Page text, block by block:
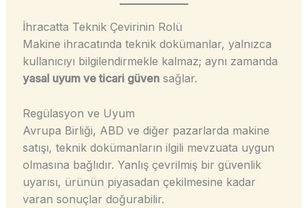
İhracatta Teknik Çevirinin Rolü
Makine ihracatında teknik dokümanlar, yalnızca
kullanıcıyı bilgilendirmekle kalmaz; aynı zamanda
yasal uyum ve ticari güvensağlar.
Regülasyon ve Uyum
Avrupa Birliği, ABD ve diğer pazarlarda makine
satışı, teknik dokümanların ilgili mevzuata uygun
olmasına bağlıdır. Yanlış çevrilmiş bir güvenlik
uyarısı, ürünün piyasadan çekilmesine kadar
varan sonuçlar doğurabilir.